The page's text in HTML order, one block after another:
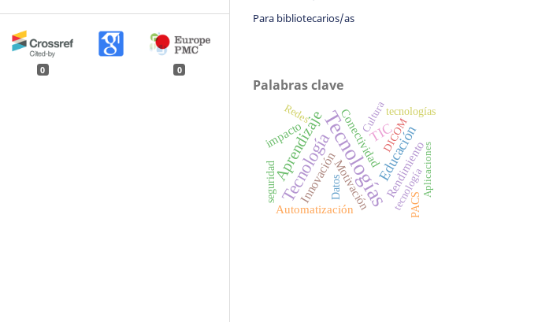
0 0
Para bibliotecarios/as
Palabras clave
Tecnologías
Tecnología
Aprendizaje Educación
TIC
Innovación
Conectividad
Motivación
Automatización
impacto
Rendimiento
CulturaDICOM
tecnología
PACS
Redes
seguridad
tecnologías
Datos Aplicaciones